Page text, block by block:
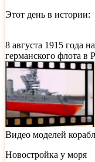
Этот день в истории:
8 августа 1915 года
германского флота в
Видео моделей
Новостройка у моря